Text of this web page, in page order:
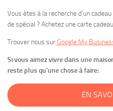
Vous êtes à la recherche d’un
de spécial ? Achetez une carte cadeau
Trouver nous sur Google My
Si vous aimez vivre dans une
reste plus qu’une chose à faire:
EN